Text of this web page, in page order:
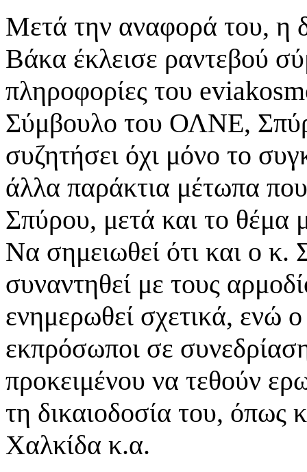
Μετά την αναφορά του, η
Βάκα έκλεισε ραντεβού
πληροφορίες του
Σύμβουλο του ΟΛΝΕ,
συζητήσει όχι μόνο το
άλλα παράκτια μέτωπα
Σπύρου, μετά και το θέμα
Να σημειωθεί ότι και ο κ.
συναντηθεί με τους
ενημερωθεί σχετικά, ενώ
εκπρόσωποι σε
προκειμένου να τεθούν
τη δικαιοδοσία του, όπως
Χαλκίδα κ.α.